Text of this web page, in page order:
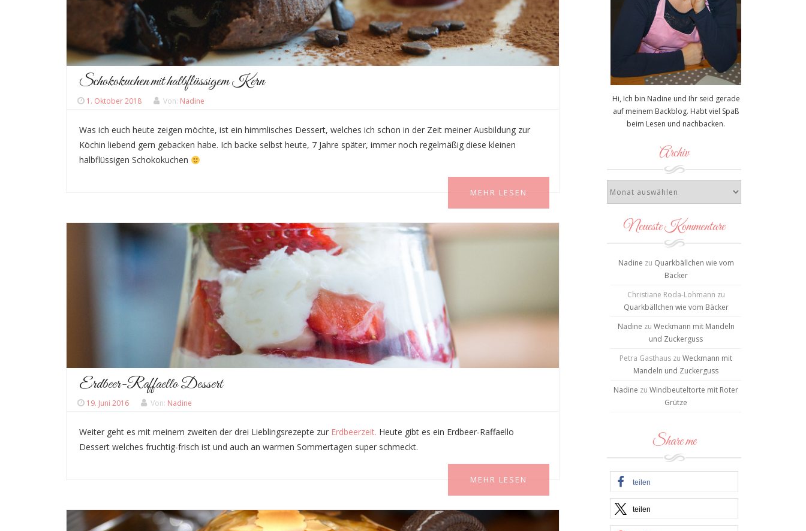
Schokokuchen mit halbflüssigem Kern
1. Oktober 2018 Von: Nadine
Was ich euch heute zeigen möchte, ist ein himmlisches Dessert, welches ich schon in der Zeit meiner Ausbildung zur
Köchin liebend gern gebacken habe. Ich backe selbst heute, 7 Jahre später, immer noch regelmäßig diese kleinen
halbflüssigen Schokokuchen
MEHR LESEN
Erdbeer-Raffaello Dessert
19. Juni 2016 Von: Nadine
Weiter geht es mit meinem zweiten der drei Lieblingsrezepte zur Erdbeerzeit. Heute gibt es ein Erdbeer-Raffaello
Dessert welches fruchtig-frisch ist und auch an warmen Sommertagen super schmeckt.
MEHR LESEN
Hi, Ich bin Nadine und Ihr seid gerade
auf meinem Backblog. Habt viel Spaß
beim Lesen und nachbacken.
Archiv
Neueste Kommentare
Nadine zu Quarkbällchen wie vom
Bäcker
Christiane Roda-Lohmann zu
Quarkbällchen wie vom Bäcker
Nadine zu Weckmann mit Mandeln
und Zuckerguss
Petra Gasthaus zu Weckmann mit
Mandeln und Zuckerguss
Nadine zu Windbeuteltorte mit Roter
Grütze
Share me
teilen
teilen